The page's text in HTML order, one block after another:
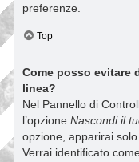
preferenze.
Top
Come posso evitare
linea?
Nel Pannello di
l’opzione Nascondi il
opzione, apparirai
Verrai identificato